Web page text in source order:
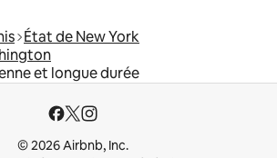
État de New York
et longue durée
© 2026 Airbnb, Inc.